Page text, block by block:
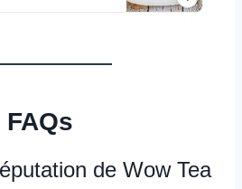
FAQs
de Wow Tea